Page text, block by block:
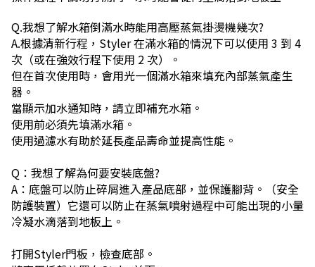
Q.我想了解水箱倒滿水時能用高壓蒸氣掛燙機幾次?
A.根據清新行程，Styler 在滿水箱的情況下可以使用 3 到 4
次（或在強效行程下使用 2 次）。
但在首次使用時，會用光一個滿水箱來填充內部蒸氣產生
器。
當顯示加水通知時，請立即補充水箱。
使用前必須先填滿水箱。
使用過濾水有助於延長產品壽命並提高性能。
Q：我想了解為何要安裝底盤?
A：底盤可以防止碎屑進入產品底部，並保護腳背。（安全
防護裝置）它還可以防止在蒸氣噴射過程中可能出現的小量
冷凝水滴落到地板上。
打開Styler門板，檢查底部。